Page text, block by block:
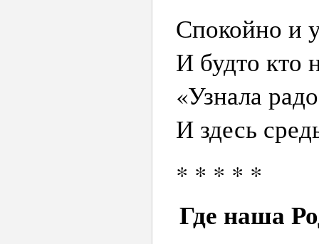
Спокойно и
И будто кто
«Узнала
И здесь
* * * * *
Где наша